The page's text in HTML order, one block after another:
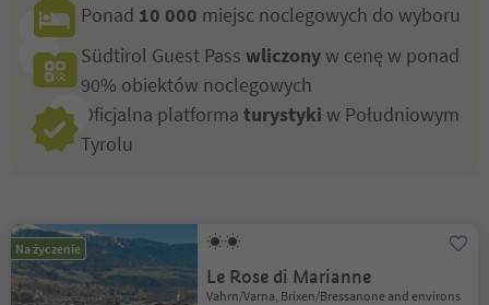
Ponad 10 000 miejsc noclegowych do wyboru
Südtirol Guest Pass wliczonyw cenę w ponad
90% obiektów noclegowych
Oficjalna platforma turystyki w Południowym
Tyrolu
Na życzenie
Le Rose di Marianne
Vahrn/Varna, Brixen/Bressanone and environs